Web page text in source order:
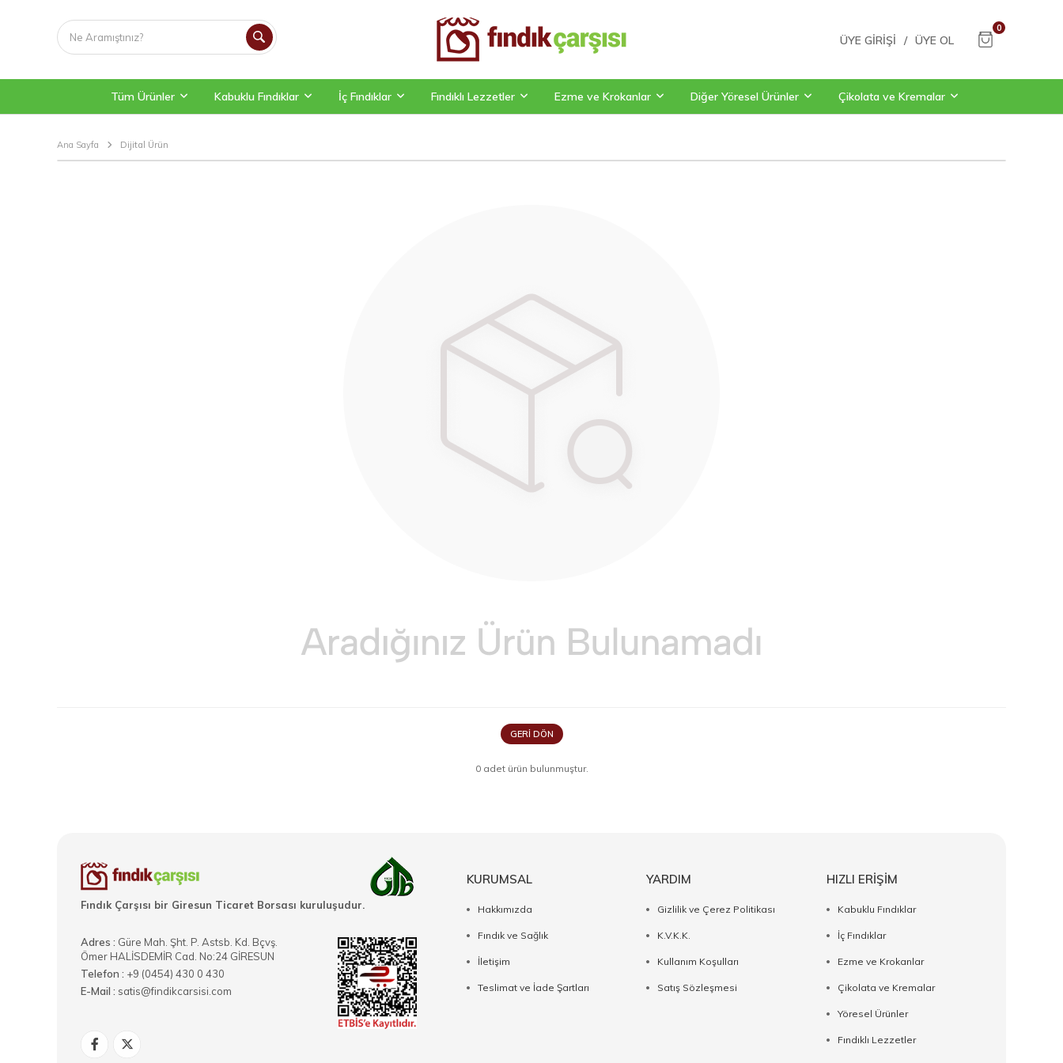
ÜYE GIRIŞI / ÜYE OL
0
Tüm Ürünler Kabuklu Fındıklar İç Fındıklar Fındıklı Lezzetler Ezme ve Krokanlar Diğer Yöresel Ürünler Çikolata ve Kremalar
Ana Sayfa Dijital Ürün
GERI DÖN
0 adet ürün bulunmuştur.
Fındık Çarşısı bir Giresun Ticaret Borsası kuruluşudur.
Adres : Güre Mah. Şht. P. Astsb. Kd. Bçvş.
Ömer HALİSDEMİR Cad. No:24 GİRESUN
Telefon : +9 (0454) 430 0 430
E-Mail : satis@findikcarsisi.com
KURUMSAL
Hakkımızda
Fındık ve Sağlık
İletişim
Teslimat ve İade Şartları
YARDIM
Gizlilik ve Çerez Politikası
K.V.K.K.
Kullanım Koşulları
Satış Sözleşmesi
HIZLI ERİŞİM
Kabuklu Fındıklar
İç Fındıklar
Ezme ve Krokanlar
Çikolata ve Kremalar
Yöresel Ürünler
Fındıklı Lezzetler